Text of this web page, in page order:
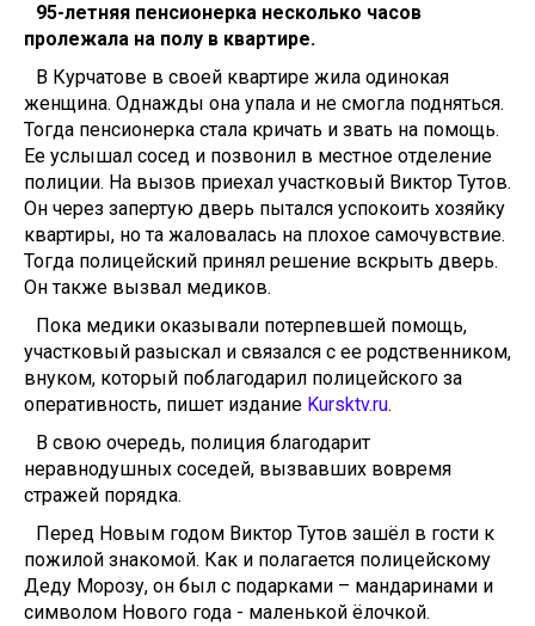
95-летняя пенсионерка несколько часов
пролежала на полу в квартире.
В Курчатове в своей квартире жила одинокая
женщина. Однажды она упала и не смогла подняться.
Тогда пенсионерка стала кричать и звать на помощь.
Ее услышал сосед и позвонил в местное отделение
полиции. На вызов приехал участковый Виктор Тутов.
Он через запертую дверь пытался успокоить хозяйку
квартиры, но та жаловалась на плохое самочувствие.
Тогда полицейский принял решение вскрыть дверь.
Он также вызвал медиков.
Пока медики оказывали потерпевшей помощь,
участковый разыскал и связался с ее родственником,
внуком, который поблагодарил полицейского за
оперативность, пишет издание Kursktv.ru.
В свою очередь, полиция благодарит
неравнодушных соседей, вызвавших вовремя
стражей порядка.
Перед Новым годом Виктор Тутов зашёл в гости к
пожилой знакомой. Как и полагается полицейскому
Деду Морозу, он был с подарками – мандаринами и
символом Нового года - маленькой ёлочкой.